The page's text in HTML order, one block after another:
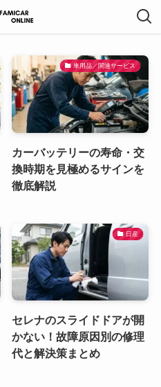
車用品／関連サービス
カーバッテリーの寿命・交
換時期を見極めるサインを
徹底解説
日産
セレナのスライドドアが開
かない！故障原因別の修理
代と解決策まとめ